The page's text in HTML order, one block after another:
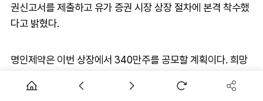
권신고서를 제출하고 유가 증권 시장 상장 절차에 본격 착수했
다고 밝혔다.
명인제약은 이번 상장에서 340만주를 공모할 계획이다. 희망
1530억~1972억원 수준이다. 수요예측은 9월 9~15일까지며